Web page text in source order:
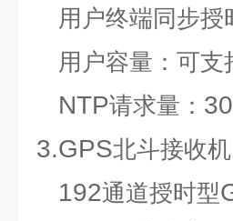
用户终端同步授
用户容量：可
NTP请求量：
3.GPS北斗接收机
192通道授时型